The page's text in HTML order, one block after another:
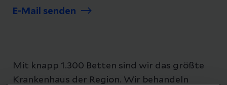
E-Mail senden
Mit knapp 1.300 Betten sind wir das größte
Krankenhaus der Region. Wir behandeln